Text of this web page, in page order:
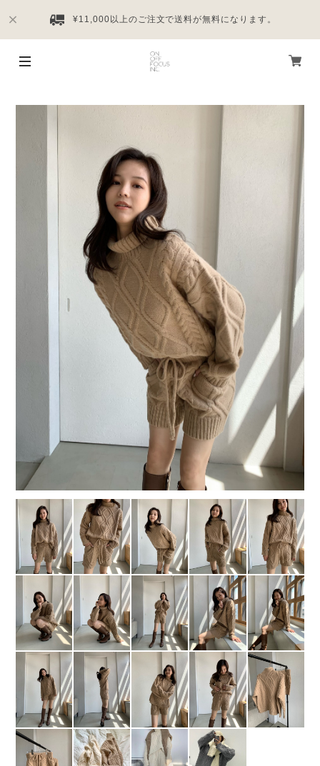
¥11,000以上のご注文で送料が無料になります。